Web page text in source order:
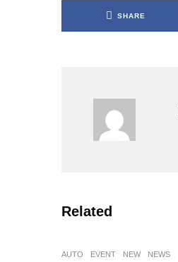
SHARE
Related
AUTO EVENT NEW
NEWS